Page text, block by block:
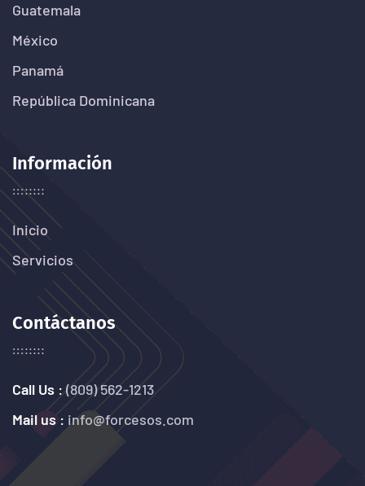
Guatemala
México
Panamá
República Dominicana
Información
Inicio
Servicios
Contáctanos
Call Us : (809) 562-1213
Mail us : info@forcesos.com